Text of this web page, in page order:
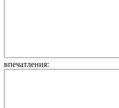
впечатления: